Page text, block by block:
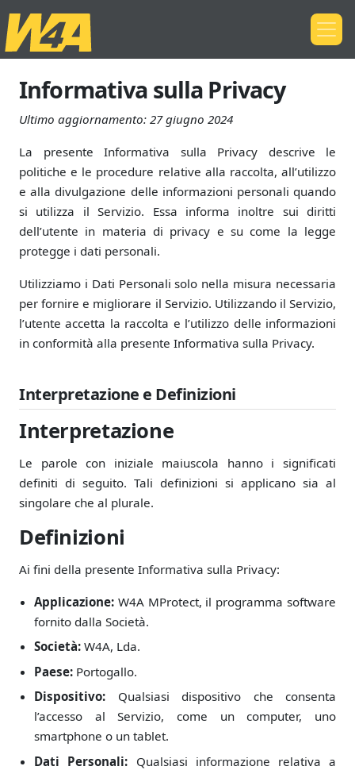
Informativa sulla Privacy
Ultimo aggiornamento: 27 giugno 2024
La presente Informativa sulla Privacy descrive le
politiche e le procedure relative alla raccolta, all’utilizzo
e alla divulgazione delle informazioni personali quando
si utilizza il Servizio. Essa informa inoltre sui diritti
dell’utente in materia di privacy e su come la legge
protegge i dati personali.
Utilizziamo i Dati Personali solo nella misura necessaria
per fornire e migliorare il Servizio. Utilizzando il Servizio,
l’utente accetta la raccolta e l’utilizzo delle informazioni
in conformità alla presente Informativa sulla Privacy.
Interpretazione e Definizioni
Interpretazione
Le parole con iniziale maiuscola hanno i significati
definiti di seguito. Tali definizioni si applicano sia al
singolare che al plurale.
Definizioni
Ai fini della presente Informativa sulla Privacy:
Applicazione: W4A MProtect, il programma software
fornito dalla Società.
Società: W4A, Lda.
Paese: Portogallo.
Dispositivo: Qualsiasi dispositivo che consenta
l’accesso al Servizio, come un computer, uno
smartphone o un tablet.
Dati Personali: Qualsiasi informazione relativa a